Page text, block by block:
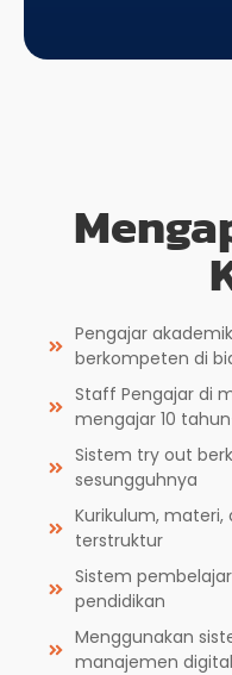
Pengajar
berkompeten di
Staff Pengajar di
mengajar 10
Sistem try out
sesungguhnya
Kurikulum,
terstruktur
Sistem
pendidikan
Menggunakan
manajemen